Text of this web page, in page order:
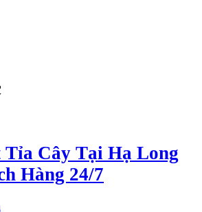
Cây Tại Hạ Long
Hàng 24/7